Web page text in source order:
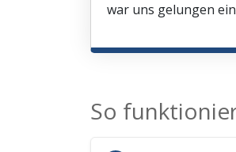
war uns gelungen
So